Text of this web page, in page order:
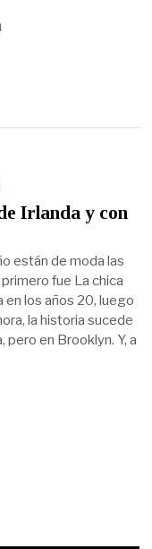
Irlanda y con
están de moda las
fue La chica
en los años 20, luego
la historia sucede
pero en Brooklyn. Y, a